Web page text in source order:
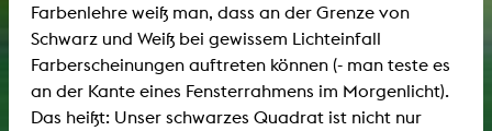
Farbenlehre weiß man, dass an der Grenze von
Schwarz und Weiß bei gewissem Lichteinfall
Farberscheinungen auftreten können (- man teste es
an der Kante eines Fensterrahmens im Morgenlicht).
Das heißt: Unser schwarzes Quadrat ist nicht nur